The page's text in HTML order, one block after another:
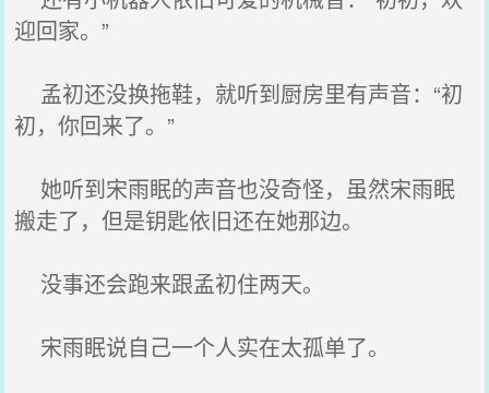
迎回家。”
孟初还没换拖鞋，就听到厨房里有声音：“初
初，你回来了。”
她听到宋雨眠的声音也没奇怪，虽然宋雨眠
搬走了，但是钥匙依旧还在她那边。
没事还会跑来跟孟初住两天。
宋雨眠说自己一个人实在太孤单了。